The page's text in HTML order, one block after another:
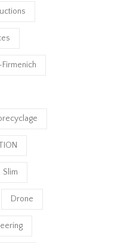
Firmenich
Slim
Drone